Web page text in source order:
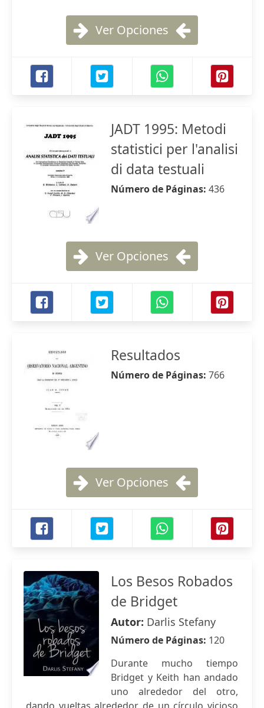
Ver Opciones
JADT 1995: Metodi
statistici per l'analisi
di data testuali
Número de Páginas: 436
Ver Opciones
Resultados
Número de Páginas: 766
Ver Opciones
Los Besos Robados
de Bridget
Autor: Darlis Stefany
Número de Páginas: 120
Durante mucho tiempo
Bridget y Keith han andado
uno alrededor del otro,